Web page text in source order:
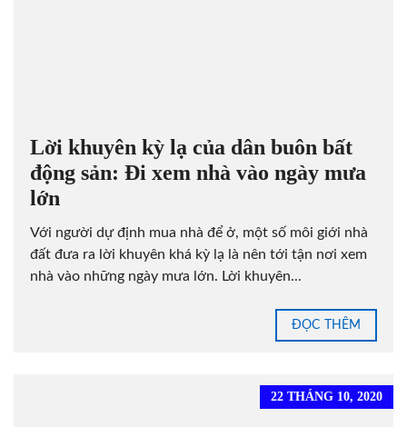
Lời khuyên kỳ lạ của dân buôn bất
động sản: Đi xem nhà vào ngày mưa
lớn
Với người dự định mua nhà để ở, một số môi giới nhà
đất đưa ra lời khuyên khá kỳ lạ là nên tới tận nơi xem
nhà vào những ngày mưa lớn. Lời khuyên...
ĐỌC THÊM
22 THÁNG 10, 2020